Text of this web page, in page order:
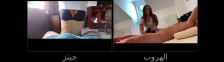
جينز الهروب